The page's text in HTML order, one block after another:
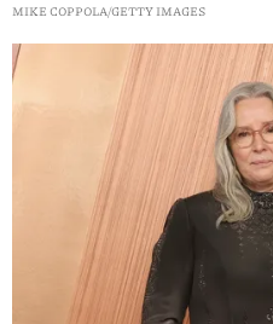
MIKE COPPOLA/GETTY IMAGES